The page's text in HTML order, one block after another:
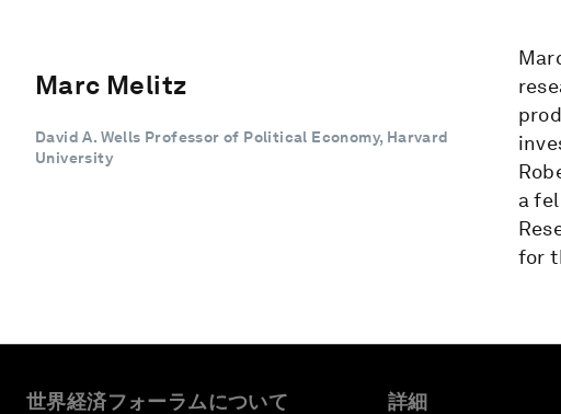
Marc Melitz
David A. Wells Professor of Political Economy, Harvard
University
a
for
世界経済フォーラムについて 詳細